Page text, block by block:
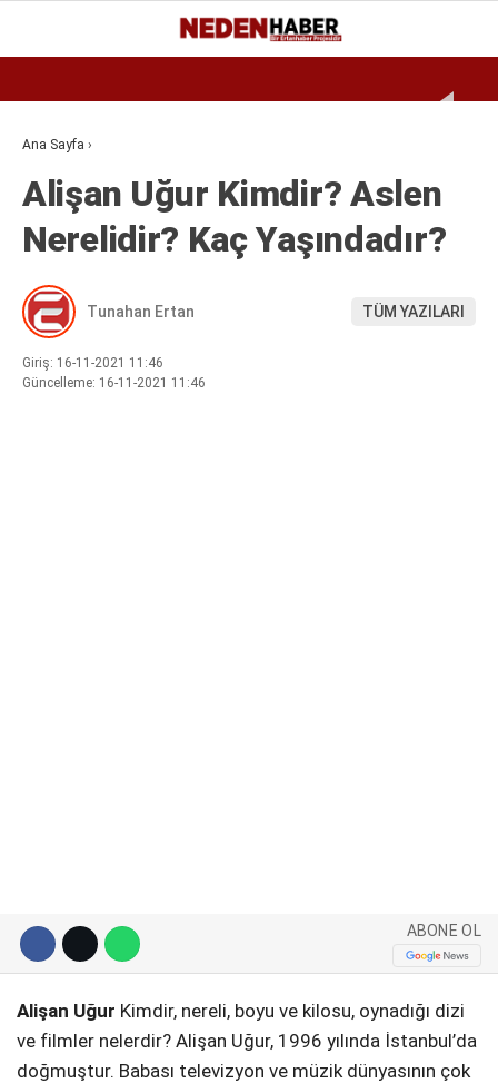
Telegram
30.2
BURSA
EKONOMI
BIYOGRAFI
SPOR
MAGAZIN
Ana Sayfa ›
Alişan Uğur Kimdir? Aslen
Nerelidir? Kaç Yaşındadır?
Tunahan Ertan TÜM YAZILARI
Giriş: 16-11-2021 11:46
Güncelleme: 16-11-2021 11:46
ABONE OL
Alişan Uğur Kimdir, nereli, boyu ve kilosu, oynadığı dizi
ve filmler nelerdir? Alişan Uğur, 1996 yılında İstanbul’da
doğmuştur. Babası televizyon ve müzik dünyasının çok